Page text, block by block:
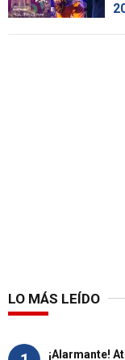
LO MÁS LEÍDO
¡Alarmante!